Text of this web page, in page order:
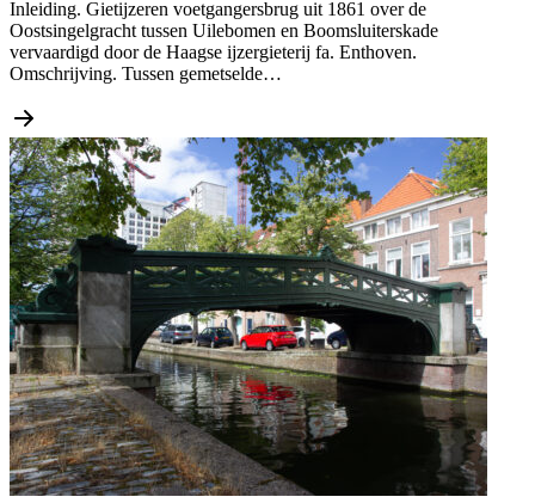
Inleiding. Gietijzeren voetgangersbrug uit 1861 over de
Oostsingelgracht tussen Uilebomen en Boomsluiterskade
vervaardigd door de Haagse ijzergieterij fa. Enthoven.
Omschrijving. Tussen gemetselde…